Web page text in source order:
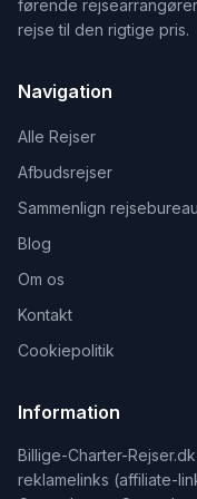
førende
rejse til den rigtige pris.
Navigation
Alle Rejser
Afbudsrejser
Sammenlign
Blog
Om os
Kontakt
Cookiepolitik
Information
Billige-Charter-
reklamelinks (affiliate-